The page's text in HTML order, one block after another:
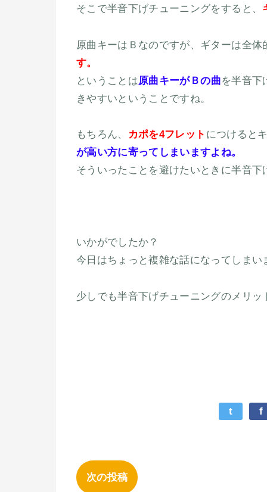
そこで半音下げチューニングをすると、
原曲キーはＢなのですが、ギターは全
す。
ということは原曲キーがＢの曲を半音下
きやすいということですね。
もちろん、 カポを4フレット につけると
が高い方に寄ってしまいますよね。
そういったことを避けたいときに半音
いかがでしたか？
今日はちょっと複雑な話になってしまい
少しでも半音下げチューニングのメリ
t f
次の投稿